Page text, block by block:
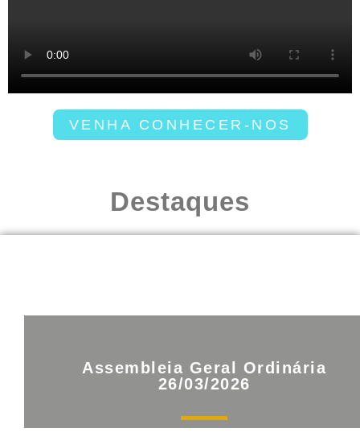
VENHA CONHECER-NOS
Destaques
Assembleia Geral Ordinária
26/03/2026